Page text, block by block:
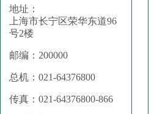
地址：
上海市长宁区荣华东道96
号2楼
邮编：200000
总机：021-64376800
传真：021-64376800-866